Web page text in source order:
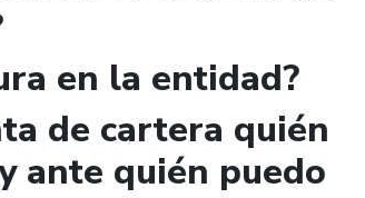
en la entidad?
de cartera quién
ante quién puedo